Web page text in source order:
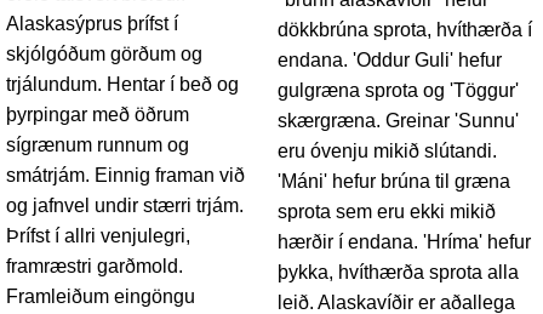
Alaskasýprus þrífst í
skjólgóðum görðum og
trjálundum. Hentar í beð og
þyrpingar með öðrum
sígrænum runnum og
smátrjám. Einnig framan við
og jafnvel undir stærri trjám.
Þrífst í allri venjulegri,
framræstri garðmold.
Framleiðum eingöngu
dökkbrúna sprota, hvíthærða í
endana. 'Oddur Guli' hefur
gulgræna sprota og 'Töggur'
skærgræna. Greinar 'Sunnu'
eru óvenju mikið slútandi.
'Máni' hefur brúna til græna
sprota sem eru ekki mikið
hærðir í endana. 'Hríma' hefur
þykka, hvíthærða sprota alla
leið. Alaskavíðir er aðallega